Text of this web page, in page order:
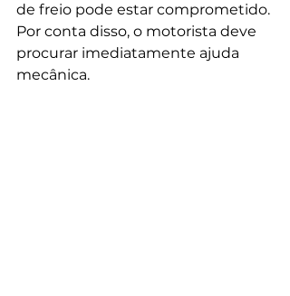
de freio pode estar comprometido.
Por conta disso, o motorista deve
procurar imediatamente ajuda
mecânica.